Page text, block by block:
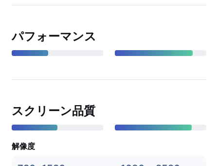
パフォーマンス
スクリーン品質
解像度